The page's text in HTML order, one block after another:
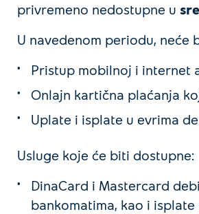
privremeno nedostupne u
U navedenom periodu, neće
Pristup mobilnoj i internet
Onlajn kartična plaćanja
Uplate i isplate u evrima
Usluge koje će biti dostupne:
DinaCard i Mastercard
bankomatima, kao i